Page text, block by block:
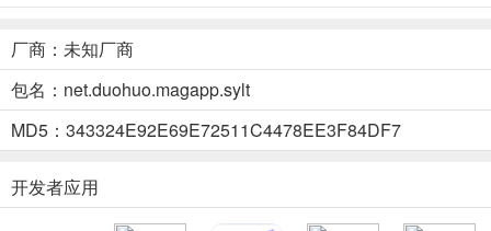
上虞论坛App发帖方法介绍
1、在主页面点击【我的帖子】。
2、进入我帖子之后点击下方【发布帖子】即可发送你想发的帖子。
厂商：未知厂商
包名：net.duohuo.magapp.sylt
MD5：343324E92E69E72511C4478EE3F84DF7
开发者应用